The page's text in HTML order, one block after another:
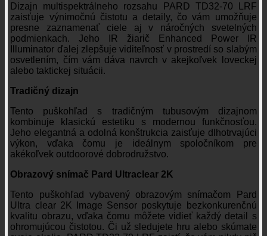
Dizajn multispektrálneho rozsahu PARD TD32-70 LRF
zaisťuje výnimočnú čistotu a detaily, čo vám umožňuje
presne zaznamenať ciele aj v náročných svetelných
podmienkach. Jeho IR žiarič Enhanced Power IR
Illuminator ďalej zlepšuje viditeľnosť v prostredí so slabým
osvetlením, čím vám dáva navrch v akejkoľvek loveckej
alebo taktickej situácii.
Tradičný dizajn
Tento puškohľad s tradičným tubusovým dizajnom
kombinuje klasickú estetiku s modernou funkčnosťou.
Jeho elegantná a odolná konštrukcia zaisťuje dlhotrvajúci
výkon, vďaka čomu je ideálnym spoločníkom pre
akékoľvek outdoorové dobrodružstvo.
Obrazový snímač Pard Ultraclear 2K
Tento puškohľad vybavený obrazovým snímačom Pard
Ultra clear 2K Image Sensor poskytuje bezkonkurenčnú
kvalitu obrazu, vďaka čomu môžete vidieť každý detail s
ohromujúcou čistotou. Či už sledujete hru alebo skúmate